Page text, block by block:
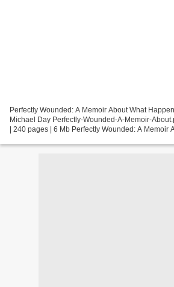
Perfectly Wounded: A Memoir About What
Michael Day Perfectly-Wounded-A-Memoir-
| 240 pages | 6 Mb Perfectly Wounded: A Memoir